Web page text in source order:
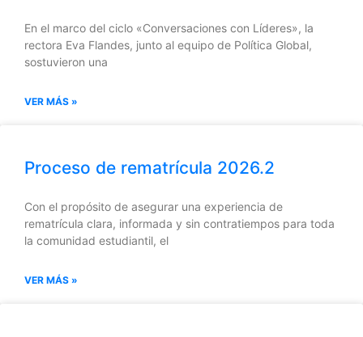
En el marco del ciclo «Conversaciones con Líderes», la
rectora Eva Flandes, junto al equipo de Política Global,
sostuvieron una
VER MÁS »
Proceso de rematrícula 2026.2
Con el propósito de asegurar una experiencia de
rematrícula clara, informada y sin contratiempos para toda
la comunidad estudiantil, el
VER MÁS »